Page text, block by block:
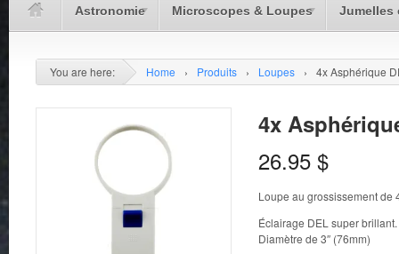
Astronomie Microscopes & Loupes Jumelles
You are here: Home › Produits › Loupes › 4x Asphérique
4x
26.95 $
Loupe au grossissement de
Éclairage DEL super brillant.
Diamètre de 3″ (76mm)